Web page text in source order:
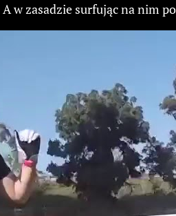
w zasadzie surfując na nim